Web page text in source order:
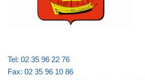
Tel: 02 35 96 22 76
Fax: 02 35 96 10 86